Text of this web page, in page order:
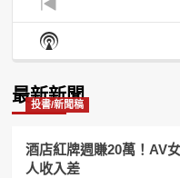
Previous
Episode
Show
Podcast
最新新聞
投書/新聞稿
酒店紅牌週賺20萬！AV
人收入差